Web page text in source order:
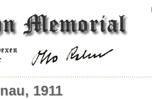
1911